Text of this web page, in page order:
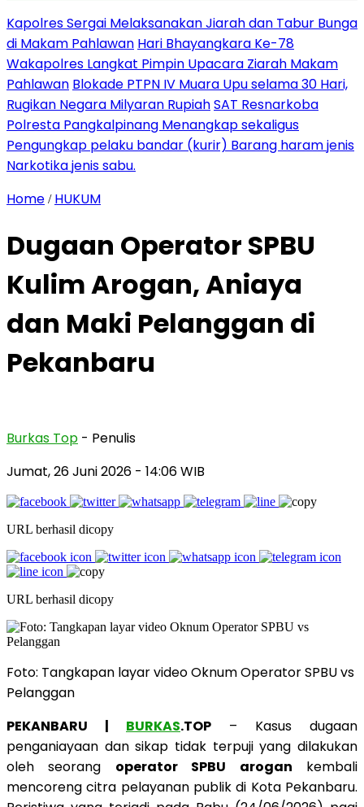
Kapolres Sergai Melaksanakan Jiarah dan Tabur Bunga
di Makam Pahlawan Hari Bhayangkara Ke-78
Wakapolres Langkat Pimpin Upacara Ziarah Makam
Pahlawan Blokade PTPN IV Muara Upu selama 30 Hari,
Rugikan Negara Milyaran RupiahSAT Resnarkoba
Polresta Pangkalpinang Menangkap sekaligus
Pengungkap pelaku bandar (kurir) Barang haram jenis
Narkotika jenis sabu.
Home / HUKUM
Dugaan Operator SPBU
Kulim Arogan, Aniaya
dan Maki Pelanggan di
Pekanbaru
Burkas Top - Penulis
Jumat, 26 Juni 2026 - 14:06 WIB
URL berhasil dicopy
URL berhasil dicopy
Foto: Tangkapan layar video Oknum Operator SPBU vs
Pelanggan
PEKANBARU | BURKAS.TOP – Kasus dugaan
penganiayaan dan sikap tidak terpuji yang dilakukan
oleh seorang operator SPBU arogan kembali
mencoreng citra pelayanan publik di Kota Pekanbaru.